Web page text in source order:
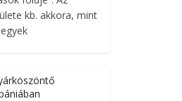
kb. akkora, mint